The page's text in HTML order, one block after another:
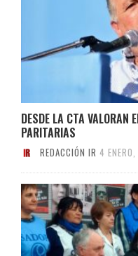
DESDE LA CTA VALORAN
PARITARIAS
REDACCIÓN IR 4